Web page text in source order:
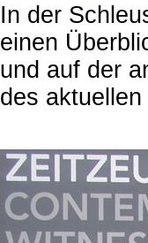
In der
einen
und auf der
des